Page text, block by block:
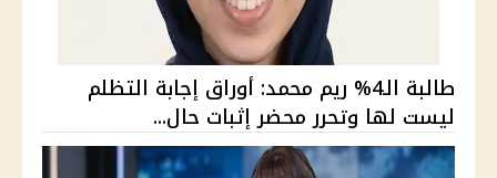
طالبة الـ4% ريم محمد: أوراق إجابة التظلم
ليست لها وتحرر محضر إثبات حال...